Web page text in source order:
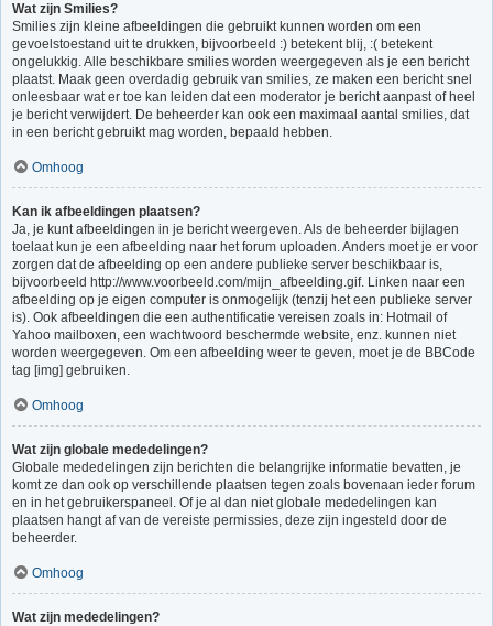
Wat zijn Smilies?
Smilies zijn kleine afbeeldingen die gebruikt kunnen worden om een
gevoelstoestand uit te drukken, bijvoorbeeld :) betekent blij, :( betekent
ongelukkig. Alle beschikbare smilies worden weergegeven als je een bericht
plaatst. Maak geen overdadig gebruik van smilies, ze maken een bericht snel
onleesbaar wat er toe kan leiden dat een moderator je bericht aanpast of heel
je bericht verwijdert. De beheerder kan ook een maximaal aantal smilies, dat
in een bericht gebruikt mag worden, bepaald hebben.
Omhoog
Kan ik afbeeldingen plaatsen?
Ja, je kunt afbeeldingen in je bericht weergeven. Als de beheerder bijlagen
toelaat kun je een afbeelding naar het forum uploaden. Anders moet je er voor
zorgen dat de afbeelding op een andere publieke server beschikbaar is,
bijvoorbeeld http://www.voorbeeld.com/mijn_afbeelding.gif. Linken naar een
afbeelding op je eigen computer is onmogelijk (tenzij het een publieke server
is). Ook afbeeldingen die een authentificatie vereisen zoals in: Hotmail of
Yahoo mailboxen, een wachtwoord beschermde website, enz. kunnen niet
worden weergegeven. Om een afbeelding weer te geven, moet je de BBCode
tag [img] gebruiken.
Omhoog
Wat zijn globale mededelingen?
Globale mededelingen zijn berichten die belangrijke informatie bevatten, je
komt ze dan ook op verschillende plaatsen tegen zoals bovenaan ieder forum
en in het gebruikerspaneel. Of je al dan niet globale mededelingen kan
plaatsen hangt af van de vereiste permissies, deze zijn ingesteld door de
beheerder.
Omhoog
Wat zijn mededelingen?